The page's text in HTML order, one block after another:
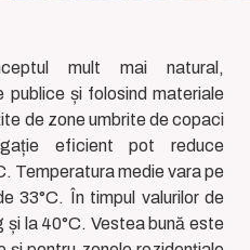
mult mai natural,
publice și folosind materiale
de zone umbrite de copaci
eficient pot reduce
Temperatura medie vara pe
33°C. În timpul valurilor de
la 40°C. Vestea bună este